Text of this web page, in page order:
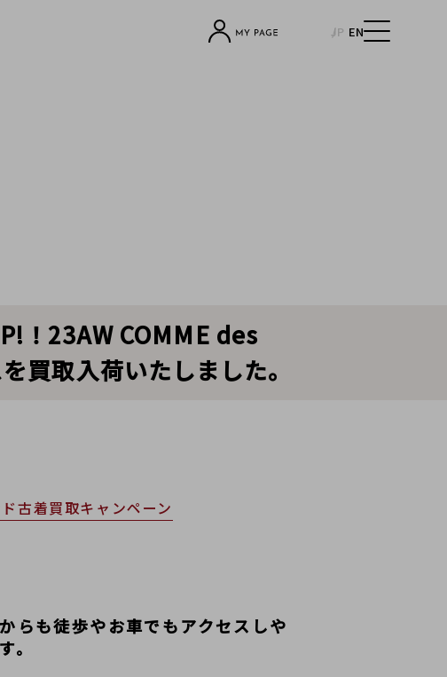
JP EN
！23AW COMME des
買取入荷いたしました。
古着買取キャンペーン
らも徒歩やお車でもアクセスしや
。